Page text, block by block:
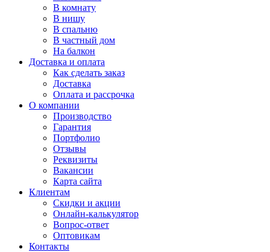
В комнату
В нишу
В спальню
В частный дом
На балкон
Доставка и оплата
Как сделать заказ
Доставка
Оплата и рассрочка
О компании
Производство
Гарантия
Портфолио
Отзывы
Реквизиты
Вакансии
Карта сайта
Клиентам
Скидки и акции
Онлайн-калькулятор
Вопрос-ответ
Оптовикам
Контакты